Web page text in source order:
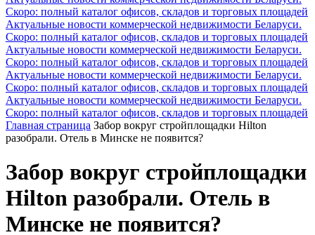
Скоро: полный каталог офисов, складов и торговых площадей
Актуальные новости коммерческой недвижимости Беларуси.
Скоро: полный каталог офисов, складов и торговых площадей
Актуальные новости коммерческой недвижимости Беларуси.
Скоро: полный каталог офисов, складов и торговых площадей
Актуальные новости коммерческой недвижимости Беларуси.
Скоро: полный каталог офисов, складов и торговых площадей
Актуальные новости коммерческой недвижимости Беларуси.
Скоро: полный каталог офисов, складов и торговых площадей
Главная страница Забор вокруг стройплощадки Hilton
разобрали. Отель в Минске не появится?
Забор вокруг стройплощадки
Hilton разобрали. Отель в
Минске не появится?